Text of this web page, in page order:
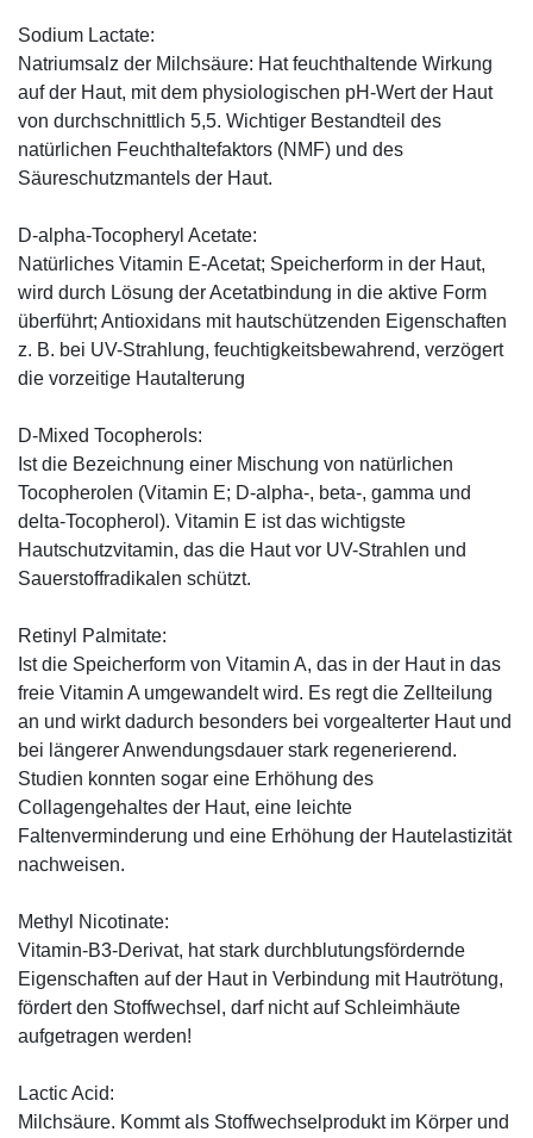
Sodium Lactate:
Natriumsalz der Milchsäure: Hat feuchthaltende Wirkung
auf der Haut, mit dem physiologischen pH-Wert der Haut
von durchschnittlich 5,5. Wichtiger Bestandteil des
natürlichen Feuchthaltefaktors (NMF) und des
Säureschutzmantels der Haut.
D-alpha-Tocopheryl Acetate:
Natürliches Vitamin E-Acetat; Speicherform in der Haut,
wird durch Lösung der Acetatbindung in die aktive Form
überführt; Antioxidans mit hautschützenden Eigenschaften
z. B. bei UV-Strahlung, feuchtigkeitsbewahrend, verzögert
die vorzeitige Hautalterung
D-Mixed Tocopherols:
Ist die Bezeichnung einer Mischung von natürlichen
Tocopherolen (Vitamin E; D-alpha-, beta-, gamma und
delta-Tocopherol). Vitamin E ist das wichtigste
Hautschutzvitamin, das die Haut vor UV-Strahlen und
Sauerstoffradikalen schützt.
Retinyl Palmitate:
Ist die Speicherform von Vitamin A, das in der Haut in das
freie Vitamin A umgewandelt wird. Es regt die Zellteilung
an und wirkt dadurch besonders bei vorgealterter Haut und
bei längerer Anwendungsdauer stark regenerierend.
Studien konnten sogar eine Erhöhung des
Collagengehaltes der Haut, eine leichte
Faltenverminderung und eine Erhöhung der Hautelastizität
nachweisen.
Methyl Nicotinate:
Vitamin-B3-Derivat, hat stark durchblutungsfördernde
Eigenschaften auf der Haut in Verbindung mit Hautrötung,
fördert den Stoffwechsel, darf nicht auf Schleimhäute
aufgetragen werden!
Lactic Acid:
Milchsäure. Kommt als Stoffwechselprodukt im Körper und